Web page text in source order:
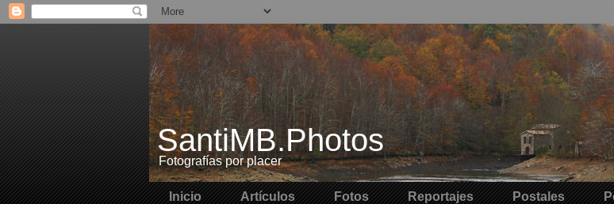
SantiMB.Photos
Fotografías por placer
Inicio Artículos Fotos Reportajes Postales